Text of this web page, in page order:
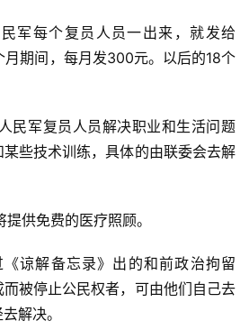
军每个复员人员一出来，就发给
期间，每月发300元。以后的18个
民军复员人员解决职业和生活问题
些技术训练，具体的由联委会去解
供免费的医疗照顾。
谅解备忘录》出的和前政治拘留
被停止公民权者，可由他们自己去
解决。